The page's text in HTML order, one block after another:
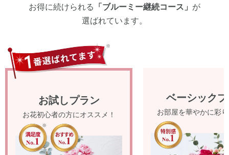
お得に続けられる 「ブルーミー継続コース」 が
選ばれています。
お試しプラン
お花初心者の方にオススメ！
ベーシック
お部屋を華やかに彩